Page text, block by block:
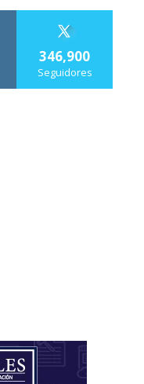
346,900
Seguidores